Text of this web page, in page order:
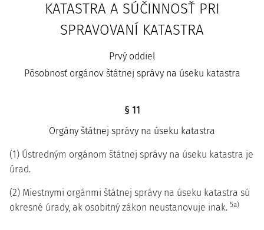
KATASTRA A SÚČINNOSŤ PRI
SPRAVOVANÍ KATASTRA
Prvý oddiel
Pôsobnosť orgánov štátnej správy na úseku katastra
§ 11
Orgány štátnej správy na úseku katastra
(1) Ústredným orgánom štátnej správy na úseku katastra je
úrad.
(2) Miestnymi orgánmi štátnej správy na úseku katastra sú
okresné úrady, ak osobitný zákon neustanovuje inak. 5a)